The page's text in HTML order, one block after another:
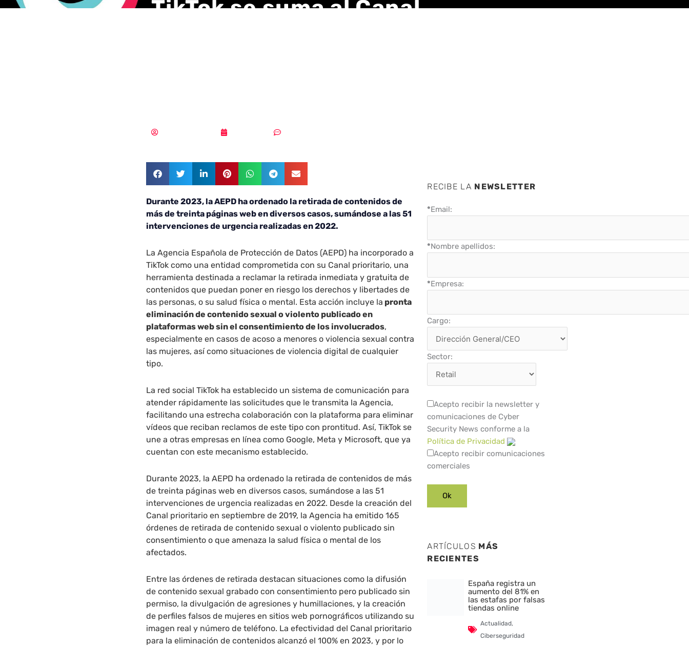
TikTok se suma al Canal
Durante 2023, la AEPD ha ordenado la retirada de contenidos de
más de treinta páginas web en diversos casos, sumándose a las 51
intervenciones de urgencia realizadas en 2022.
La Agencia Española de Protección de Datos (AEPD) ha incorporado a
TikTok como una entidad comprometida con su Canal prioritario, una
herramienta destinada a reclamar la retirada inmediata y gratuita de
contenidos que puedan poner en riesgo los derechos y libertades de
las personas, o su salud física o mental. Esta acción incluye la pronta
eliminación de contenido sexual o violento publicado en
plataformas web sin el consentimiento de los involucrados,
especialmente en casos de acoso a menores o violencia sexual contra
las mujeres, así como situaciones de violencia digital de cualquier
tipo.
La red social TikTok ha establecido un sistema de comunicación para
atender rápidamente las solicitudes que le transmita la Agencia,
facilitando una estrecha colaboración con la plataforma para eliminar
vídeos que reciban reclamos de este tipo con prontitud. Así, TikTok se
une a otras empresas en línea como Google, Meta y Microsoft, que ya
cuentan con este mecanismo establecido.
Durante 2023, la AEPD ha ordenado la retirada de contenidos de más
de treinta páginas web en diversos casos, sumándose a las 51
intervenciones de urgencia realizadas en 2022. Desde la creación del
Canal prioritario en septiembre de 2019, la Agencia ha emitido 165
órdenes de retirada de contenido sexual o violento publicado sin
consentimiento o que amenaza la salud física o mental de los
afectados.
Entre las órdenes de retirada destacan situaciones como la difusión
de contenido sexual grabado con consentimiento pero publicado sin
permiso, la divulgación de agresiones y humillaciones, y la creación
de perfiles falsos de mujeres en sitios web pornográficos utilizando su
imagen real y número de teléfono. La efectividad del Canal prioritario
para la eliminación de contenidos alcanzó el 100% en 2023, y por lo
RECIBE LA NEWSLETTER
*Email:
*Nombre apellidos:
*Empresa:
Cargo:
Sector:
Acepto recibir la newsletter y
comunicaciones de Cyber
Security News conforme a la
Política de Privacidad
Acepto recibir comunicaciones
comerciales
ARTÍCULOS MÁS
RECIENTES
España registra un
aumento del 81% en
las estafas por falsas
tiendas online
Actualidad,
Ciberseguridad